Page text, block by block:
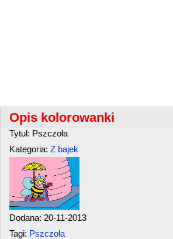
Opis kolorowanki
Tytul: Pszczoła
Kategoria: Z bajek
Dodana: 20-11-2013
Tagi: Pszczoła